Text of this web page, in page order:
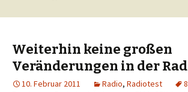
Weiterhin keine großen
Veränderungen in der
10. Februar 2011 Radio, Radiotest